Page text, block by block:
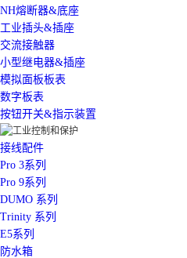
NH熔断器&底座
工业插头&插座
交流接触器
小型继电器&插座
模拟面板板表
数字板表
按钮开关&指示装置
接线配件
Pro 3系列
Pro 9系列
DUMO 系列
Trinity 系列
E5系列
防水箱